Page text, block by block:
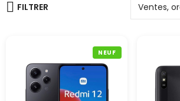
FILTRER
NEUF